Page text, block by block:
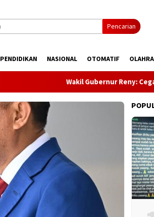
Pencarian
PENDIDIKAN NASIONAL OTOMATIF
Wakil Gubernur Reny: Cegah